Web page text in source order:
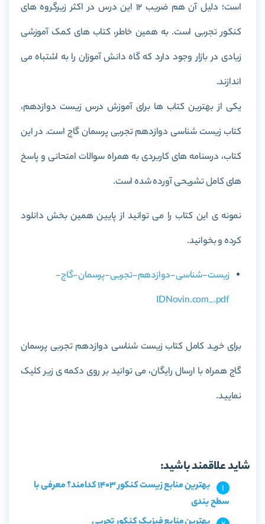
است؛ دلیل آن هم ضریب 12 این درس در اکثر زیرگروه های
کنکور تجربی است. به همین خاطر، کتاب های کمک آموزشی
زیادی در بازار وجود دارد که گاه دانش آموزان را به اشتباه می
اندازند.
یکی از بهترین کتاب ها برای آموزش درس زیست دوازدهم،
کتاب زیست شناسی دوازدهم تجربی پرسمان گاج است. در این
کتاب، درسنامه های کاربردی به همراه سوالات امتحانی و پاسخ
های کامل تشریحی آورده شده است.
نمونه ی این کتاب را می توانید از پایین همین بخش دانلود
کرده و بخوانید.
زیست-شناسی-دوازدهم-تجربی-پرسمان-گاج-
IDNovin.com_.pdf
برای خرید کامل کتاب زیست شناسی دوازدهم تجربی پرسمان
گاجهمراه با ارسال رایگان، می توانید بر روی دکمه ی زیر کلیک
نمایید.
شاید علاقمند باشید:
بهترین منابع زیست کنکور 1403 کدامند؟ معرفی با
سطح بندی